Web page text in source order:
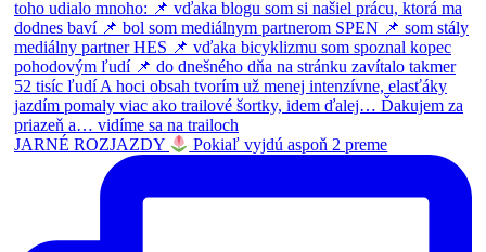
JARNÉ ROZJAZDY Pokiaľ vyjdú aspoň 2 preme